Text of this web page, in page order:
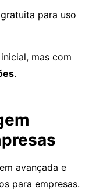
para uso
mas com
.
avançada e
para empresas.